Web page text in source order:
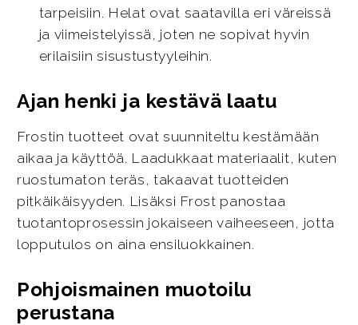
tarpeisiin. Helat ovat saatavilla eri väreissä
ja viimeistelyissä, joten ne sopivat hyvin
erilaisiin sisustustyyleihin.
Ajan henki ja kestävä laatu
Frostin tuotteet ovat suunniteltu kestämään
aikaa ja käyttöä. Laadukkaat materiaalit, kuten
ruostumaton teräs, takaavat tuotteiden
pitkäikäisyyden. Lisäksi Frost panostaa
tuotantoprosessin jokaiseen vaiheeseen, jotta
lopputulos on aina ensiluokkainen.
Pohjoismainen muotoilu
perustana